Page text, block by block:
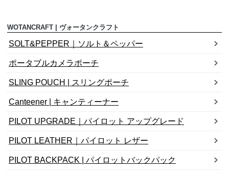
WOTANCRAFT | ヴォータンクラフト
SOLT&PEPPER｜ソルト＆ペッパー
ポータブルカメラポーチ
SLING POUCH | スリングポーチ
Canteener | キャンティーナー
PILOT UPGRADE｜パイロット アップグレード
PILOT LEATHER｜パイロット レザー
PILOT BACKPACK | パイロットバックパック